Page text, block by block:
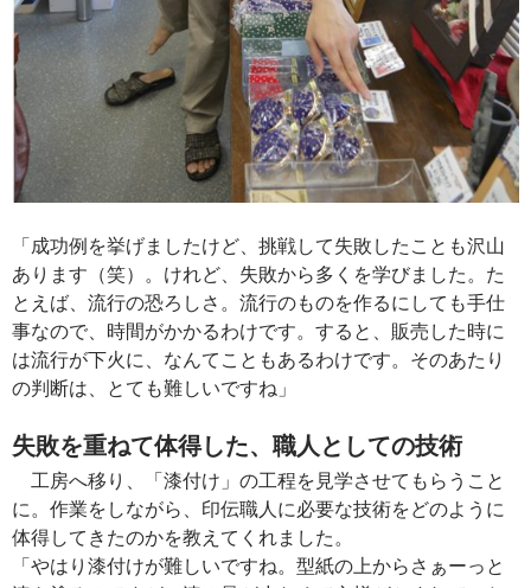
「成功例を挙げましたけど、挑戦して失敗したことも沢山
あります（笑）。けれど、失敗から多くを学びました。た
とえば、流行の恐ろしさ。流行のものを作るにしても手仕
事なので、時間がかかるわけです。すると、販売した時に
は流行が下火に、なんてこともあるわけです。そのあたり
の判断は、とても難しいですね」
失敗を重ねて体得した、職人としての技術
工房へ移り、「漆付け」の工程を見学させてもらうこと
に。作業をしながら、印伝職人に必要な技術をどのように
体得してきたのかを教えてくれました。
「やはり漆付けが難しいですね。型紙の上からさぁーっと